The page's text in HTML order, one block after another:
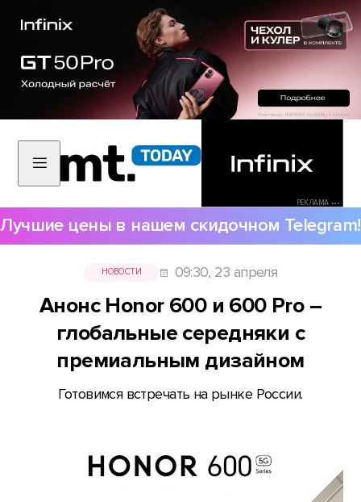
РЕКЛАМА •••
Лучшие цены в нашем скидочном Telegram!
НОВОСТИ 09:30, 23 апреля
Анонс Honor 600 и 600 Pro –
глобальные середняки с
премиальным дизайном
Готовимся встречать на рынке России.